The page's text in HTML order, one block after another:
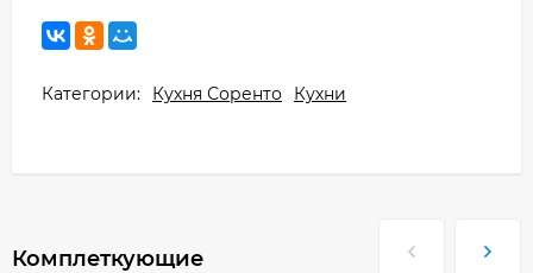
Категории: Кухня Соренто Кухни
Комплеткующие